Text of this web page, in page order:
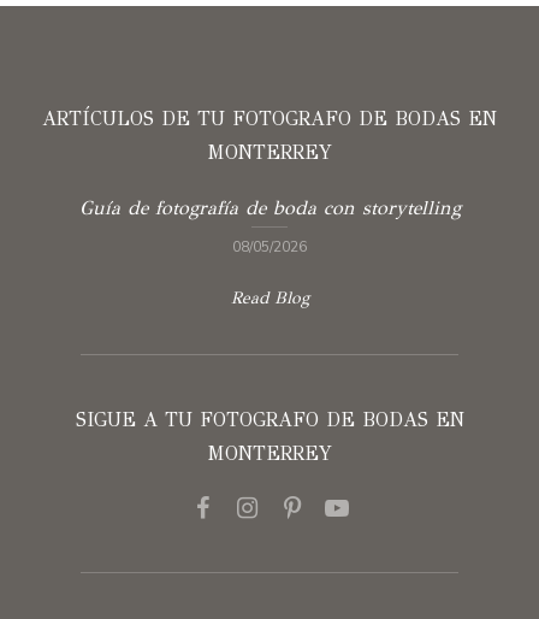
ARTÍCULOS DE TU FOTOGRAFO DE BODAS EN
MONTERREY
Guía de fotografía de boda con storytelling
08/05/2026
Read Blog
SIGUE A TU FOTOGRAFO DE BODAS EN
MONTERREY